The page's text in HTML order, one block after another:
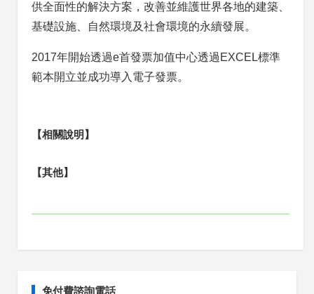
供全面性的解決方案，改善並維護世界各地的建築、
基礎設施、自然環境及社會環境的永續發展。
2017年開始透過e首發票加值中心透過EXCEL標準
範本開立並成功導入電子發票。
【相關說明】
【其他】
免付費諮詢電話